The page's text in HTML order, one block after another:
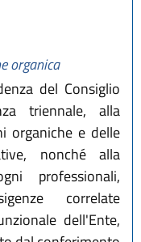
organica
del Consiglio
triennale, alla
organiche e delle
nonché alla
professionali,
correlate
dell'Ente,